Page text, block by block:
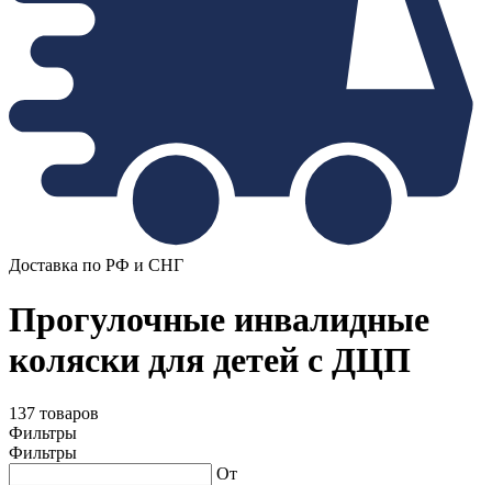
Доставка по РФ и СНГ
Прогулочные инвалидные
коляски для детей с ДЦП
137 товаров
Фильтры
Фильтры
От